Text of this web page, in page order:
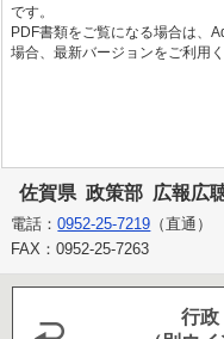
です。
PDF書類をご覧になる場合は、
場合、最新バージョンをご利用く
佐賀県 政策部 広報広
電話：0952-25-7219 （直通）
FAX：0952-25-7263
行政